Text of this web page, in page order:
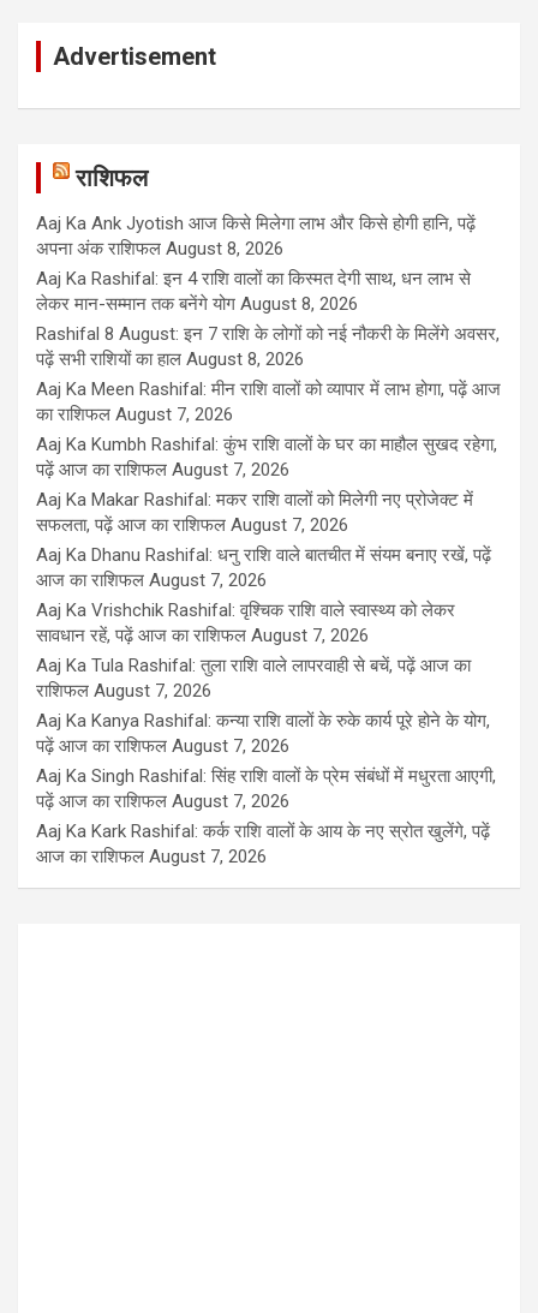
Advertisement
राशिफल
Aaj Ka Ank Jyotish आज किसे मिलेगा लाभ और किसे होगी हानि, पढ़ें
अपना अंक राशिफल August 8, 2026
Aaj Ka Rashifal: इन 4 राशि वालों का किस्मत देगी साथ, धन लाभ से
लेकर मान-सम्मान तक बनेंगे योग August 8, 2026
Rashifal 8 August: इन 7 राशि के लोगों को नई नौकरी के मिलेंगे अवसर,
पढ़ें सभी राशियों का हाल August 8, 2026
Aaj Ka Meen Rashifal: मीन राशि वालों को व्यापार में लाभ होगा, पढ़ें आज
का राशिफल August 7, 2026
Aaj Ka Kumbh Rashifal: कुंभ राशि वालों के घर का माहौल सुखद रहेगा,
पढ़ें आज का राशिफल August 7, 2026
Aaj Ka Makar Rashifal: मकर राशि वालों को मिलेगी नए प्रोजेक्ट में
सफलता, पढ़ें आज का राशिफल August 7, 2026
Aaj Ka Dhanu Rashifal: धनु राशि वाले बातचीत में संयम बनाए रखें, पढ़ें
आज का राशिफल August 7, 2026
Aaj Ka Vrishchik Rashifal: वृश्चिक राशि वाले स्वास्थ्य को लेकर
सावधान रहें, पढ़ें आज का राशिफल August 7, 2026
Aaj Ka Tula Rashifal: तुला राशि वाले लापरवाही से बचें, पढ़ें आज का
राशिफल August 7, 2026
Aaj Ka Kanya Rashifal: कन्या राशि वालों के रुके कार्य पूरे होने के योग,
पढ़ें आज का राशिफल August 7, 2026
Aaj Ka Singh Rashifal: सिंह राशि वालों के प्रेम संबंधों में मधुरता आएगी,
पढ़ें आज का राशिफल August 7, 2026
Aaj Ka Kark Rashifal: कर्क राशि वालों के आय के नए स्रोत खुलेंगे, पढ़ें
आज का राशिफल August 7, 2026